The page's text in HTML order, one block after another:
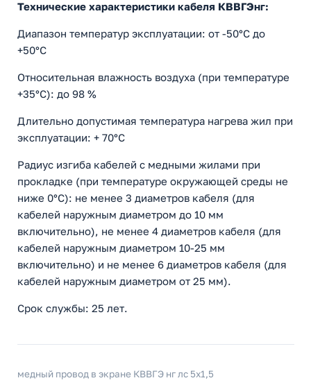
Технические характеристики кабеля КВВГЭнг:
Диапазон температур эксплуатации: от -50°С до
+50°С
Относительная влажность воздуха (при температуре
+35°С): до 98 %
Длительно допустимая температура нагрева жил при
эксплуатации: + 70°С
Радиус изгиба кабелей с медными жилами при
прокладке (при температуре окружающей среды не
ниже 0°С): не менее 3 диаметров кабеля (для
кабелей наружным диаметром до 10 мм
включительно), не менее 4 диаметров кабеля (для
кабелей наружным диаметром 10-25 мм
включительно) и не менее 6 диаметров кабеля (для
кабелей наружным диаметром от 25 мм).
Срок службы: 25 лет.
медный провод в экране КВВГЭ нг лс 5x1,5